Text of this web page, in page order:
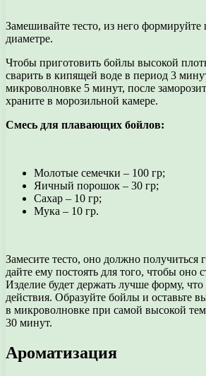
Замешивайте тесто, из него
диаметре.
Чтобы приготовить бойлы высокой
сварить в кипящей воде в период 3
микроволновке 5 минут, после
храните в морозильной камере.
Смесь для плавающих бойлов:
Молотые семечки – 100 гр;
Яичный порошок – 30 гр;
Сахар – 10 гр;
Мука – 10 гр.
Замесите тесто, оно должно получиться
дайте ему постоять для того, чтобы оно
Изделие будет держать лучше форму,
действия. Образуйте бойлы и оставьте
в микроволновке при самой высокой
30 минут.
Ароматизация